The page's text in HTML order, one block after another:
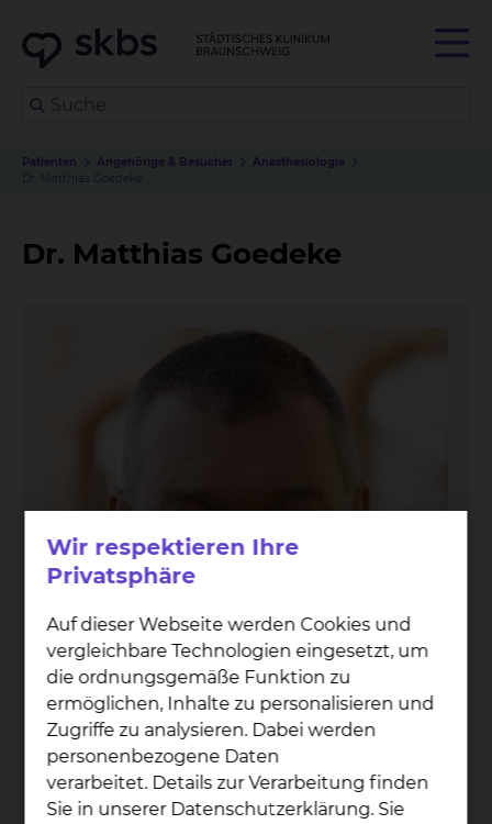
Patienten Angehörige & Besucher
Anästhesiologie
Dr. Matthias Goedeke
Dr. Matthias Goedeke
Dr. Mat­thi­as Go­ede­ke
Fichtengrund 1, 38126 Braunschweig
Wir respektieren Ihre
Privatsphäre
Auf dieser Webseite werden Cookies und
vergleichbare Technologien eingesetzt, um
die ordnungsgemäße Funktion zu
ermöglichen, Inhalte zu personalisieren und
Zugriffe zu analysieren. Dabei werden
personenbezogene Daten
verarbeitet. Details zur Verarbeitung finden
Sie in unserer Datenschutzerklärung. Sie